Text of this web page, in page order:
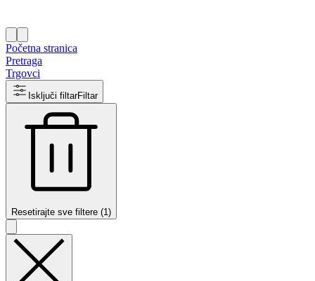
Početna stranica
Pretraga
Trgovci
Isključi filtarFiltar
Resetirajte sve filtere (1)